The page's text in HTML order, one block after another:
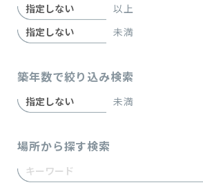
以上
未満
築年数で絞り込み検索
未満
場所から探す検索